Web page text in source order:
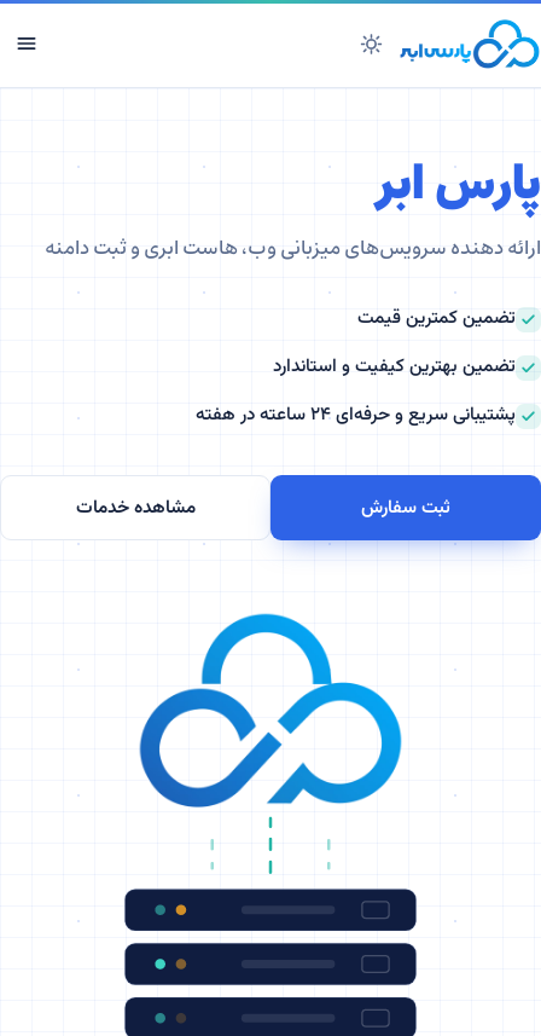
ابر
دهنده سرویس‌های میزبانی وب، هاست ابری و ثبت دامنه
تضمین کمترین قیمت
تضمین بهترین کیفیت و استاندارد
پشتیبانی سریع و حرفه‌ای ۲۴ ساعته در هفته
ثبت سفارش مشاهده خدمات